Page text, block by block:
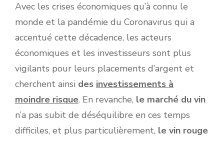
Avec les crises économiques qu’à connu le
monde et la pandémie du Coronavirus qui a
accentué cette décadence, les acteurs
économiques et les investisseurs sont plus
vigilants pour leurs placements d’argent et
cherchent ainsi des investissements à
moindre risque. En revanche, le marché du vin
n’a pas subit de déséquilibre en ces temps
difficiles, et plus particulièrement, le vin rouge